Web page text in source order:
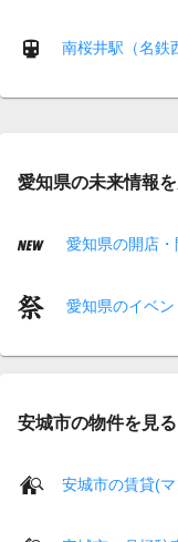
南桜井駅（名鉄
愛知県の未来情報
愛知県の開店・
愛知県のイベン
安城市の物件を見る
安城市の賃貸(